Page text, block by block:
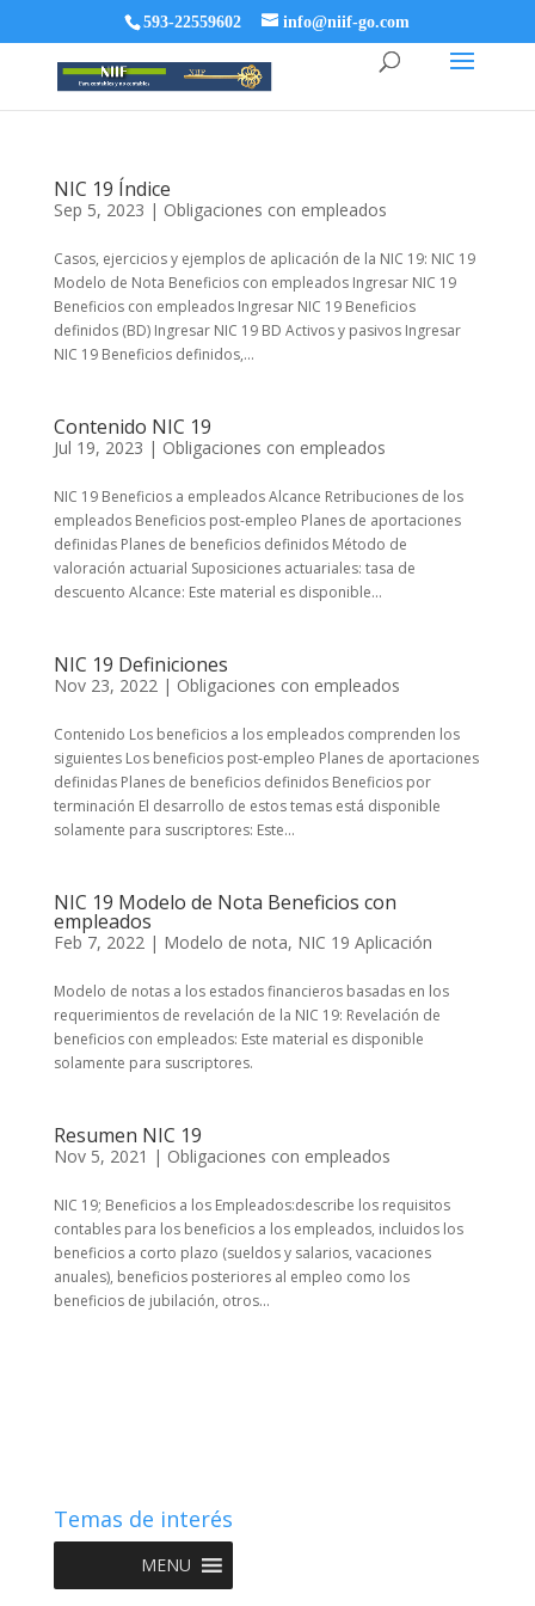
593-22559602 info@niif-go.com
NIC 19 Índice
Sep 5, 2023 | Obligaciones con empleados
Casos, ejercicios y ejemplos de aplicación de la NIC 19: NIC 19
Modelo de Nota Beneficios con empleados Ingresar NIC 19
Beneficios con empleados Ingresar NIC 19 Beneficios
definidos (BD) Ingresar NIC 19 BD Activos y pasivos Ingresar
NIC 19 Beneficios definidos,...
Contenido NIC 19
Jul 19, 2023 | Obligaciones con empleados
NIC 19 Beneficios a empleados Alcance Retribuciones de los
empleados Beneficios post-empleo Planes de aportaciones
definidas Planes de beneficios definidos Método de
valoración actuarial Suposiciones actuariales: tasa de
descuento Alcance: Este material es disponible...
NIC 19 Definiciones
Nov 23, 2022| Obligaciones con empleados
Contenido Los beneficios a los empleados comprenden los
siguientes Los beneficios post-empleo Planes de aportaciones
definidas Planes de beneficios definidos Beneficios por
terminación El desarrollo de estos temas está disponible
solamente para suscriptores: Este...
NIC 19 Modelo de Nota Beneficios con
empleados
Feb 7, 2022| Modelo de nota, NIC 19 Aplicación
Modelo de notas a los estados financieros basadas en los
requerimientos de revelación de la NIC 19: Revelación de
beneficios con empleados: Este material es disponible
solamente para suscriptores.
Resumen NIC 19
Nov 5, 2021 | Obligaciones con empleados
NIC 19; Beneficios a los Empleados:describe los requisitos
contables para los beneficios a los empleados, incluidos los
beneficios a corto plazo (sueldos y salarios, vacaciones
anuales), beneficios posteriores al empleo como los
beneficios de jubilación, otros...
Temas de interés
MENU